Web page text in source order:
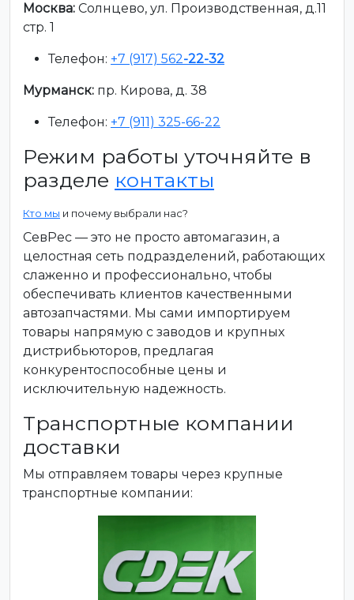
Москва: Солнцево, ул. Производственная, д.11
стр. 1
Телефон: +7 (917) 562-22-32
Мурманск: пр. Кирова, д. 38
Телефон: +7 (911) 325-66-22
Режим работы уточняйте в
разделе контакты
Кто мы и почему выбрали нас?
СевРес — это не просто автомагазин, а
целостная сеть подразделений, работающих
слаженно и профессионально, чтобы
обеспечивать клиентов качественными
автозапчастями. Мы сами импортируем
товары напрямую с заводов и крупных
дистрибьюторов, предлагая
конкурентоспособные цены и
исключительную надежность.
Транспортные компании
доставки
Мы отправляем товары через крупные
транспортные компании: